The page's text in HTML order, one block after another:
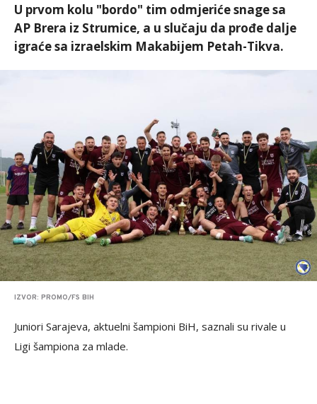
U prvom kolu "bordo" tim odmjeriće snage sa
AP Brera iz Strumice, a u slučaju da prođe dalje
igraće sa izraelskim Makabijem Petah-Tikva.
IZVOR: PROMO/FS BIH
Juniori Sarajeva, aktuelni šampioni BiH, saznali su rivale u
Ligi šampiona za mlade.